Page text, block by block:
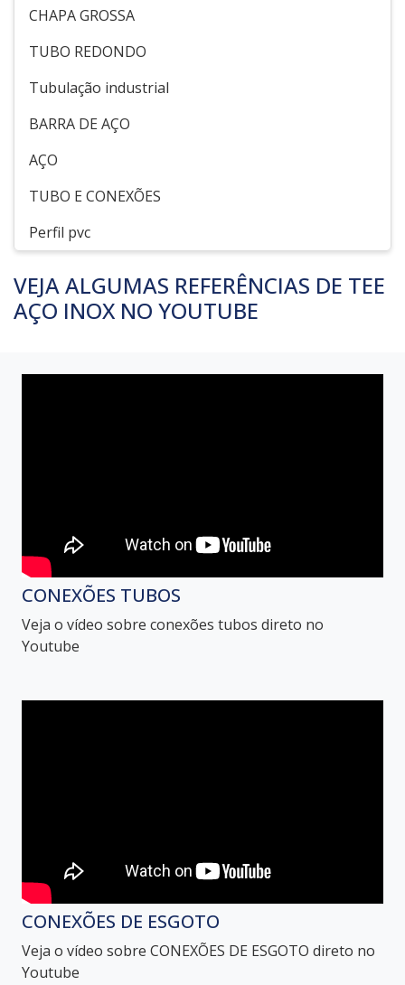
CHAPA GROSSA
TUBO REDONDO
Tubulação industrial
BARRA DE AÇO
AÇO
TUBO E CONEXÕES
Perfil pvc
VEJA ALGUMAS REFERÊNCIAS DE TEE
AÇO INOX NO YOUTUBE
CONEXÕES TUBOS
Veja o vídeo sobre conexões tubos direto no
Youtube
CONEXÕES DE ESGOTO
Veja o vídeo sobre CONEXÕES DE ESGOTO direto no
Youtube